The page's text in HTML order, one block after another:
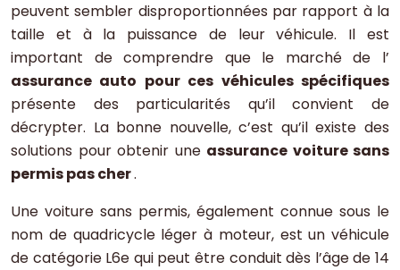
peuvent sembler disproportionnées par rapport à la
taille et à la puissance de leur véhicule. Il est
important de comprendre que le marché de l’
assurance auto pour ces véhicules spécifiques
présente des particularités qu’il convient de
décrypter. La bonne nouvelle, c’est qu’il existe des
solutions pour obtenir une assurance voiture sans
permis pas cher.
Une voiture sans permis, également connue sous le
nom de quadricycle léger à moteur, est un véhicule
de catégorie L6e qui peut être conduit dès l’âge de 14